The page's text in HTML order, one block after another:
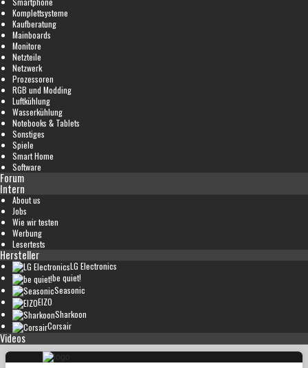
Komplettsysteme
Kaufberatung
Mainboards
Monitore
Netzteile
Netzwerk
Prozessoren
RGB und Modding
Luftkühlung
Wasserkühlung
Notebooks & Tablets
Sonstiges
Spiele
Smart Home
Software
Forum
Intern
About us
Jobs
Wie wir testen
Werbung
Lesertests
Hersteller
LG Electronics
be quiet!
Seasonic
EIZO
Sharkoon
Corsair
Videos